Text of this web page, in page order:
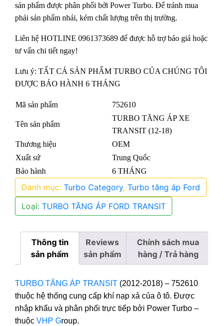
sản phẩm được phân phối bởi Power Turbo. Để tránh mua
phải sản phấm nhái, kém chất lượng trên thị trường.
Liên hệ HOTLINE 0961373689 để được hỗ trợ báo giá hoặc
tư vấn chi tiết ngay!
Lưu ý: TẤT CẢ SẢN PHẨM TURBO CỦA CHÚNG TÔI
ĐƯỢC BẢO HÀNH 6 THÁNG
Mã sản phẩm 752610
Tên sản phẩm
TURBO TĂNG ÁP XE
TRANSIT (12-18)
Thương hiệu
OEM
Xuất sứ
Trung Quốc
Bảo hành
6 THÁNG
Danh mục: Turbo Category, Turbo tăng áp Ford
Loại: TURBO TĂNG ÁP FORD TRANSIT
Thông tin
sản phẩm
Reviews
sản phẩm
Chính sách mua
hàng / Trả hàng
TURBO TĂNG ÁP TRANSIT (2012-2018) – 752610
thuộc hệ thống cung cấp khí nạp xả của ô tô. Được
nhập khẩu và phân phối trực tiếp bởi Power Turbo –
thuộc VHP Group.